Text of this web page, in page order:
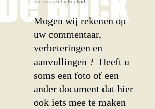
site search byfreefind
Mogen wij rekenen op
uw commentaar,
verbeteringen en
aanvullingen ? Heeft u
soms een foto of een
ander document dat hier
ook iets mee te maken